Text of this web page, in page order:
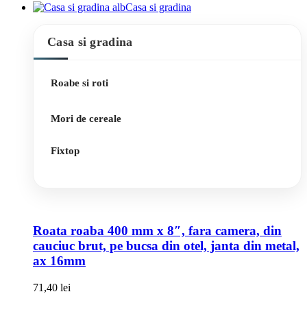
Casa si gradina
Casa si gradina
Roabe si roti
Mori de cereale
Fixtop
Roata roaba 400 mm x 8″, fara camera, din
cauciuc brut, pe bucsa din otel, janta din metal,
ax 16mm
71,40 lei